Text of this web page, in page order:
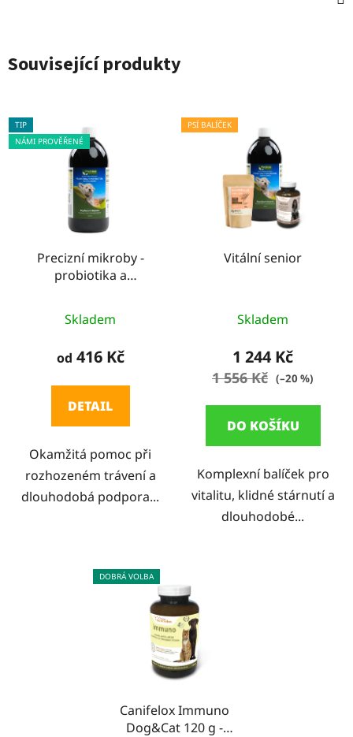
Související produkty
TIP
NÁMI PROVĚŘENÉ
Precizní mikroby -
probiotika a
kočky
hodnocení
produktu
4,7
z
hvězdiček.
Skladem
od 416 Kč
DETAIL
Okamžitá pomoc při
rozhozeném trávení a
dlouhodobá podpora...
PSÍ BALÍČEK
Vitální senior
Skladem
1 244 Kč
1 556 Kč (–20 %)
DO KOŠÍKU
Komplexní balíček pro
vitalitu, klidné stárnutí a
dlouhodobé...
DOBRÁ VOLBA
Canifelox Immuno
Dog&Cat 120 g -